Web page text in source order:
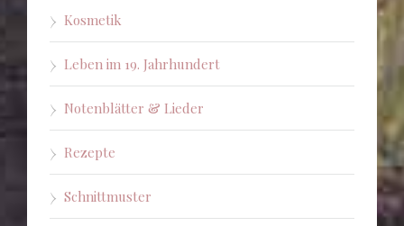
Kosmetik
Leben im 19. Jahrhundert
Notenblätter & Lieder
Rezepte
Schnittmuster